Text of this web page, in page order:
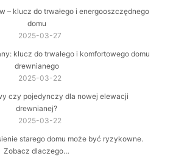
– klucz do trwałego i energooszczędnego
domu
2025-03-27
klucz do trwałego i komfortowego domu
drewnianego
2025-03-22
czy pojedynczy dla nowej elewacji
drewnianej?
2025-03-22
starego domu może być ryzykowne.
Zobacz dlaczego…